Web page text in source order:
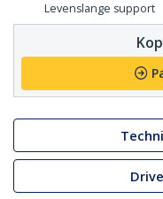
Levenslange support